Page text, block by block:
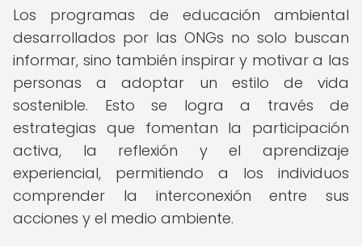
Los programas de educación ambiental
desarrollados por las ONGs no solo buscan
informar, sino también inspirar y motivar a las
personas a adoptar un estilo de vida
sostenible. Esto se logra a través de
estrategias que fomentan la participación
activa, la reflexión y el aprendizaje
experiencial, permitiendo a los individuos
comprender la interconexión entre sus
acciones y el medio ambiente.